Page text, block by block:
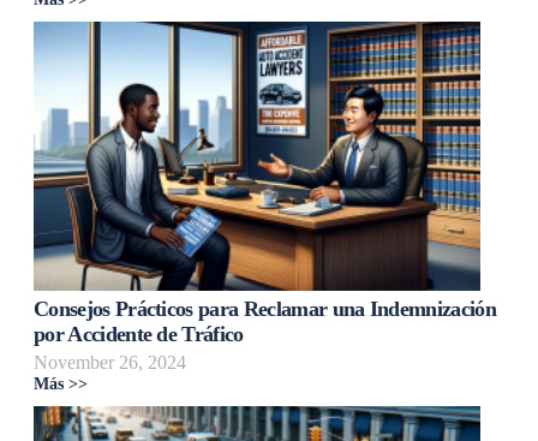
Consejos Prácticos para Reclamar una Indemnización
por Accidente de Tráfico
November 26, 2024
Más >>